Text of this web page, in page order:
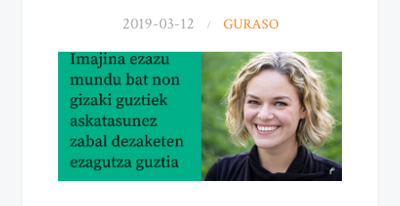
2019-03-12 GURASO